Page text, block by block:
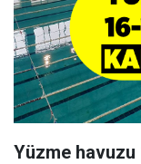
Yüzme havuzu